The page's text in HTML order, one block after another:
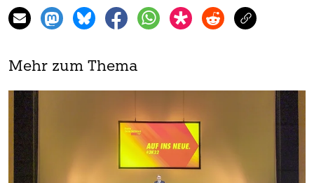
Mehr zum Thema